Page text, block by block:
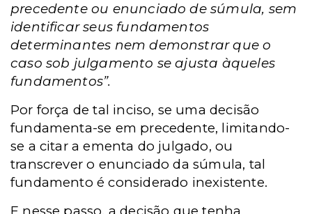
precedente ou enunciado de súmula, sem
identificar seus fundamentos
determinantes nem demonstrar que o
caso sob julgamento se ajusta àqueles
fundamentos”.
Por força de tal inciso, se uma decisão
fundamenta-se em precedente, limitando-
se a citar a ementa do julgado, ou
transcrever o enunciado da súmula, tal
fundamento é considerado inexistente.